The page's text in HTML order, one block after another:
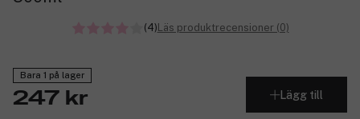
(4)Läs produktrecensioner (0)
Bara 1 på lager
247 kr Lägg till